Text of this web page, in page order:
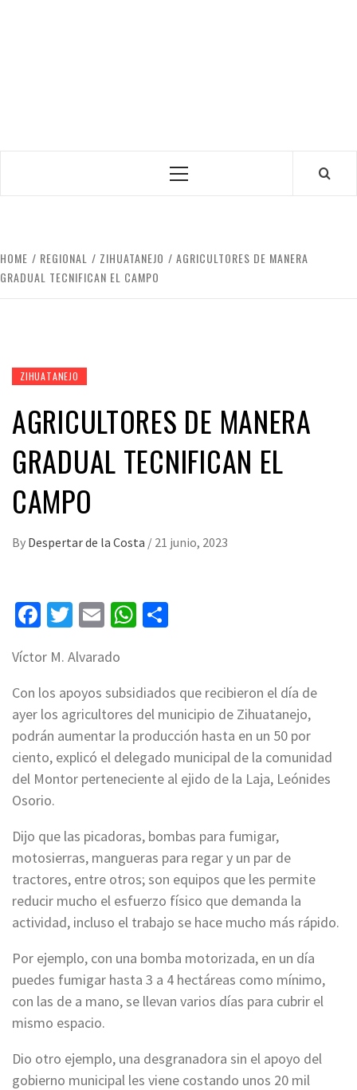
Primary
HOME REGIONAL ZIHUATANEJO
AGRICULTORES DE MANERA
GRADUAL TECNIFICAN EL CAMPO
ZIHUATANEJO
AGRICULTORES DE MANERA
GRADUAL TECNIFICAN EL
CAMPO
By Despertar de la Costa / 21 junio, 2023
Facebook
Twitter
EmailWhatsApp
Víctor M. Alvarado
Con los apoyos subsidiados que recibieron el día de
ayer los agricultores del municipio de Zihuatanejo,
podrán aumentar la producción hasta en un 50 por
ciento, explicó el delegado municipal de la comunidad
del Montor perteneciente al ejido de la Laja, Leónides
Osorio.
Dijo que las picadoras, bombas para fumigar,
motosierras, mangueras para regar y un par de
tractores, entre otros; son equipos que les permite
reducir mucho el esfuerzo físico que demanda la
actividad, incluso el trabajo se hace mucho más rápido.
Por ejemplo, con una bomba motorizada, en un día
puedes fumigar hasta 3 a 4 hectáreas como mínimo,
con las de a mano, se llevan varios días para cubrir el
mismo espacio.
Dio otro ejemplo, una desgranadora sin el apoyo del
gobierno municipal les viene costando unos 20 mil